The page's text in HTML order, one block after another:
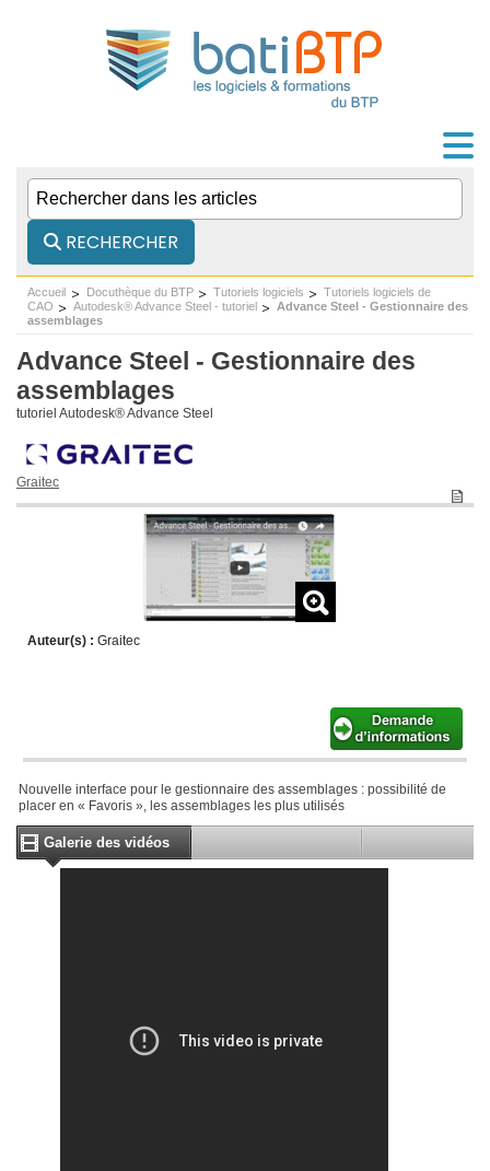
RECHERCHER
Accueil Docuthèque du BTP Tutoriels logiciels
Tutoriels logiciels de
CAO
Autodesk® Advance Steel - tutoriel
Advance Steel - Gestionnaire des
assemblages
Advance Steel - Gestionnaire des
assemblages
tutoriel Autodesk® Advance Steel
Graitec
Auteur(s) : Graitec
Nouvelle interface pour le gestionnaire des assemblages : possibilité de
placer en « Favoris », les assemblages les plus utilisés
Galerie des vidéos